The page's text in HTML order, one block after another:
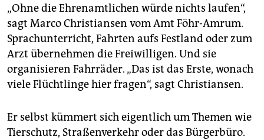
„Ohne die Ehrenamtlichen würde nichts laufen“,
sagt Marco Christiansen vom Amt Föhr-Amrum.
Sprachunterricht, Fahrten aufs Festland oder zum
Arzt übernehmen die Freiwilligen. Und sie
organisieren Fahrräder. „Das ist das Erste, wonach
viele Flüchtlinge hier fragen“, sagt Christiansen.
Er selbst kümmert sich eigentlich um Themen wie
Tierschutz, Straßenverkehr oder das Bürgerbüro.